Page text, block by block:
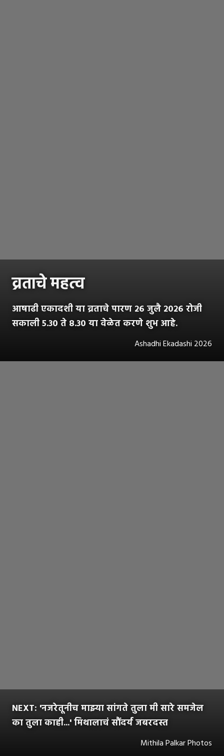
व्रताचे महत्व
आषाढी एकादशी या व्रताचे पारण २६ जुलै २०२६ रोजी
सकाली ५.३० ते ८.३० या वेळेत करणे शुभ आहे.
Ashadhi Ekadashi 2026
NEXT: 'नजरेतूनीच माझ्या सांगते तुला मी सारे समजेल
का तुला काही...' मिथालाचं सौंदर्य जबरदस्त
Mithila Palkar Photos